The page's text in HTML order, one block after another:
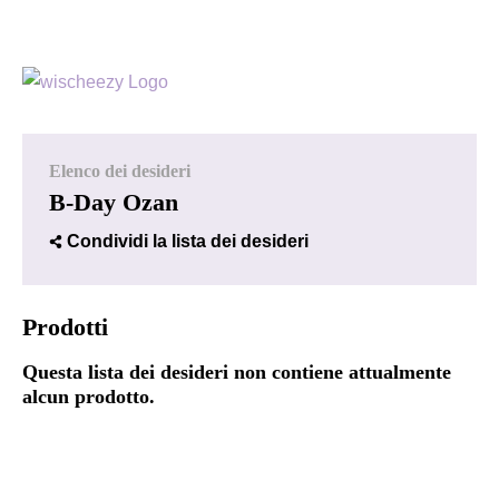
Elenco dei desideri
B-Day Ozan
Condividi la lista dei desideri
Prodotti
Questa lista dei desideri non contiene attualmente
alcun prodotto.